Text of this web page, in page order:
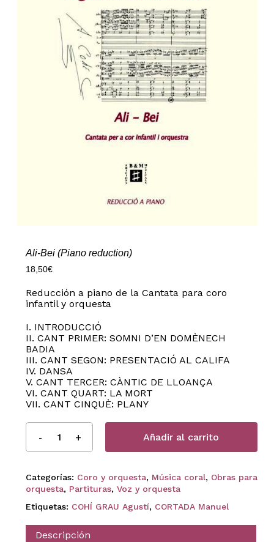
Ali-Bei (Piano reduction)
18,50€
Reducción a piano de la Cantata para coro
infantil y orquesta
I. INTRODUCCIÓ
II. CANT PRIMER: SOMNI D’EN DOMÈNECH
BADIA
III. CANT SEGON: PRESENTACIÓ AL CALIFA
IV. DANSA
V. CANT TERCER: CÀNTIC DE LLOANÇA
VI. CANT QUART: LA MORT
VII. CANT CINQUÈ: PLANY
Añadir al carrito
Categorías: Coro y orquesta, Música coral, Obras para
orquesta, Partituras, Voz y orquesta
Etiquetas: COHÍ GRAU Agustí, CORTADA Manuel
Descripción